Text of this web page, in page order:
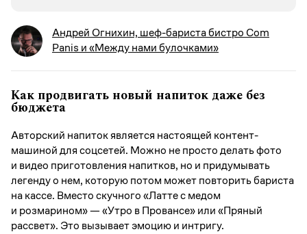
Андрей Огнихин, шеф-бариста бистро Com
Panis и «Между нами булочками»
Как продвигать новый напиток даже без
бюджета
Авторский напиток является настоящей контент-
машиной для соцсетей. Можно не просто делать фото
и видео приготовления напитков, но и придумывать
легенду о нем, которую потом может повторить бариста
на кассе. Вместо скучного «Латте с медом
и розмарином» — «Утро в Провансе» или «Пряный
рассвет». Это вызывает эмоцию и интригу.